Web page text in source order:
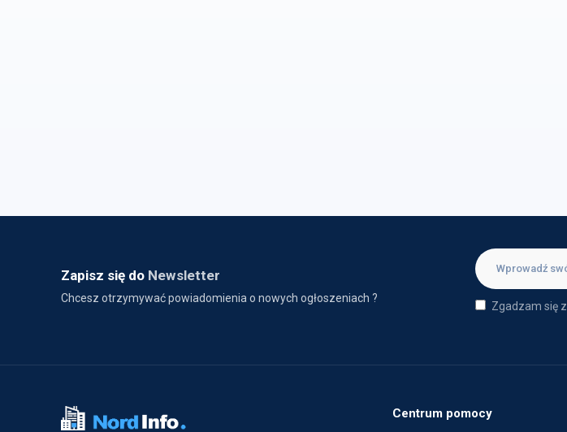
Zapisz się do Newsletter
Chcesz otrzymywać powiadomienia o nowych ogłoszeniach ?
Zgadzam się z
Centrum pomocy